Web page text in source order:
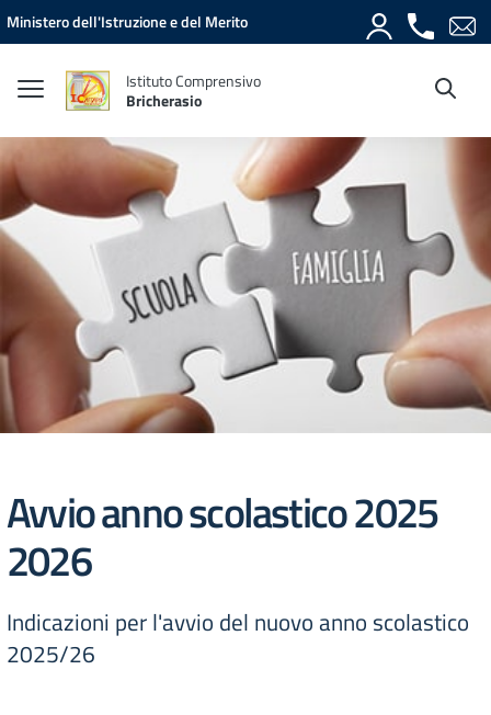
Vai ai contenuti
Vai al menu di navigazione
Vai al footer
Ministero dell'Istruzione e del Merito
Istituto Comprensivo
Bricherasio
Avvio anno scolastico 2025
2026
Indicazioni per l'avvio del nuovo anno scolastico
2025/26